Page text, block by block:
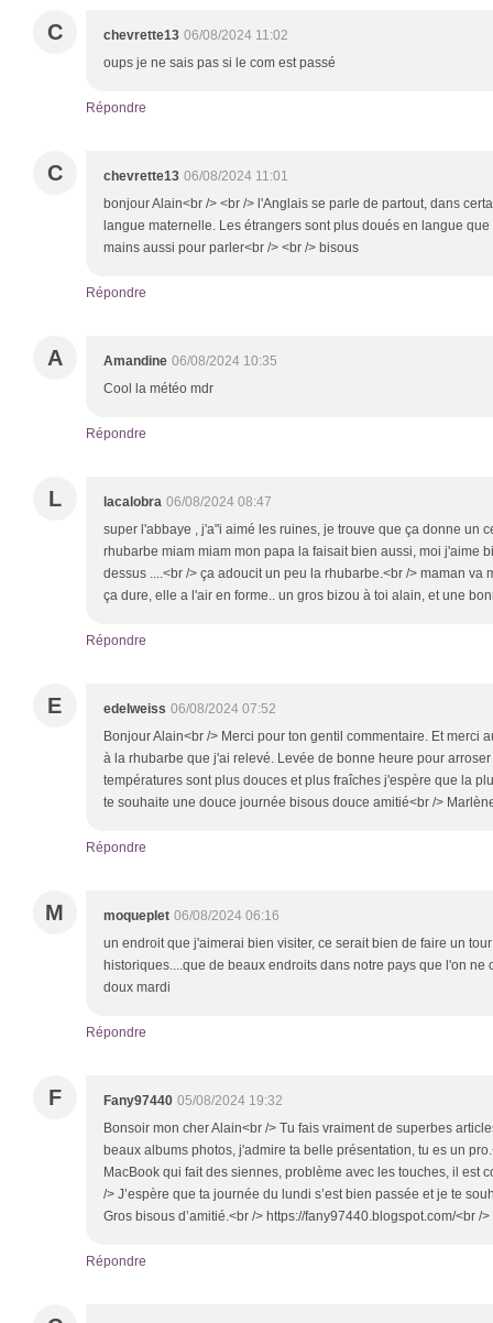
C chevrette13 06/08/2024 11:02
oups je ne sais pas si le com est passé
Répondre
C chevrette13 06/08/2024 11:01
bonjour Alain<br /> <br /> l'Anglais se parle de partout, dans
langue maternelle. Les étrangers sont plus doués en langue
mains aussi pour parler<br /> <br /> bisous
Répondre
A Amandine 06/08/2024 10:35
Cool la météo mdr
Répondre
L lacalobra 06/08/2024 08:47
super l'abbaye , j'a"i aimé les ruines, je trouve que ça donne un
rhubarbe miam miam mon papa la faisait bien aussi, moi j'aime
dessus ....<br /> ça adoucit un peu la rhubarbe.<br /> maman va
ça dure, elle a l'air en forme.. un gros bizou à toi alain, et une
Répondre
E edelweiss 06/08/2024 07:52
Bonjour Alain<br /> Merci pour ton gentil commentaire. Et merci
à la rhubarbe que j'ai relevé. Levée de bonne heure pour
températures sont plus douces et plus fraîches j'espère que la
te souhaite une douce journée bisous douce amitié<br />
Répondre
M moqueplet 06/08/2024 06:16
un endroit que j'aimerai bien visiter, ce serait bien de faire un
historiques....que de beaux endroits dans notre pays que l'on ne
doux mardi
Répondre
F Fany97440 05/08/2024 19:32
Bonsoir mon cher Alain<br /> Tu fais vraiment de superbes
beaux albums photos, j'admire ta belle présentation, tu es un
MacBook qui fait des siennes, problème avec les touches, il est
/> J’espère que ta journée du lundi s’est bien passée et je te
Gros bisous d’amitié.<br /> https://fany97440.blogspot.com/<br /
Répondre